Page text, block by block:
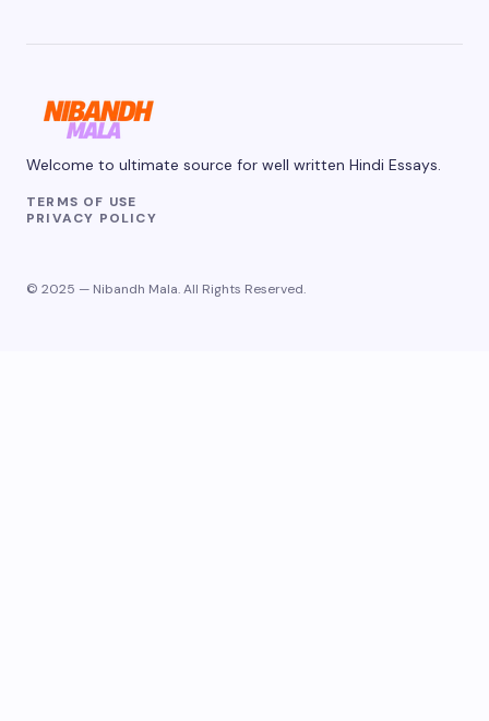
Welcome to ultimate source for well written Hindi Essays.
TERMS OF USE
PRIVACY POLICY
© 2025 — Nibandh Mala. All Rights Reserved.